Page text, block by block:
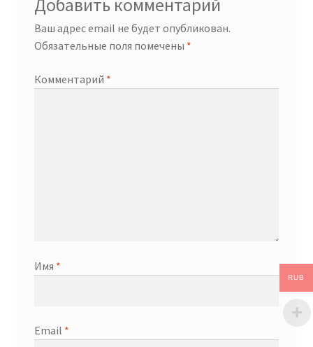
Добавить комментарий
Ваш адрес email не будет опубликован.
Обязательные поля помечены *
Комментарий *
Имя *
Email *
RUB